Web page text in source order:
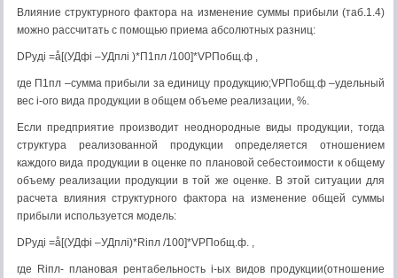
Влияние структурного фактора на изменение суммы прибыли (таб.1.4)
можно рассчитать с помощью приема абсолютных разниц:
DPудi =å[(УДфi –УДплi )*П1пл /100]*VРПобщ.ф ,
где П1пл –сумма прибыли за единицу продукцию;VРПобщ.ф –удельный
вес i-ого вида продукции в общем объеме реализации, %.
Если предприятие производит неоднородные виды продукции, тогда
структура реализованной продукции определяется отношением
каждого вида продукции в оценке по плановой себестоимости к общему
объему реализации продукции в той же оценке. В этой ситуации для
расчета влияния структурного фактора на изменение общей суммы
прибыли используется модель:
DPудi =å[(УДфi –УДплi)*Riпл /100]*VРПобщ.ф. ,
где Riпл- плановая рентабельность i-ых видов продукции(отношение